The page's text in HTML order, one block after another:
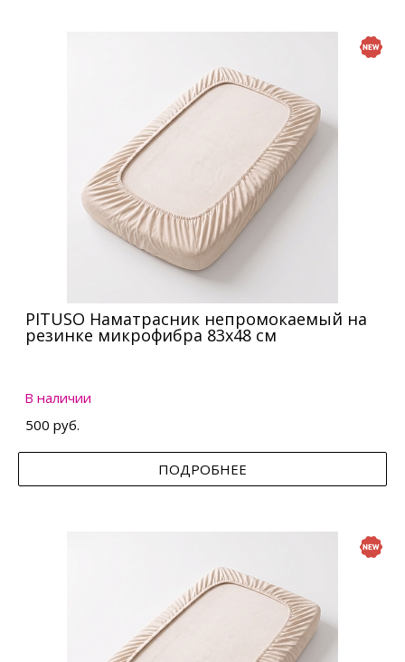
PITUSO Наматрасник непромокаемый на
резинке микрофибра 83х48 см
В наличии
500 руб.
ПОДРОБНЕЕ